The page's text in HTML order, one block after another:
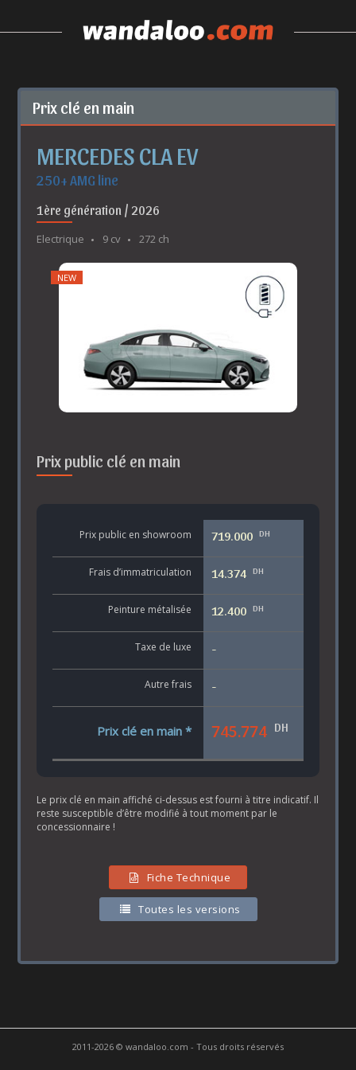
Prix clé en main
MERCEDES CLA EV
250+ AMG line
1ère génération / 2026
Electrique 9 cv 272 ch
NEW
Prix public clé en main
Prix public en showroom 719.000 DH
Frais d’immatriculation 14.374 DH
Peinture métalisée 12.400 DH
Taxe de luxe -
Autre frais -
Prix clé en main * 745.774 DH
Le prix clé en main affiché ci-dessus est fourni à titre indicatif. Il
reste susceptible d’être modifié à tout moment par le
concessionnaire !
Fiche Technique
Toutes les versions
2011-2026 © wandaloo.com - Tous droits réservés